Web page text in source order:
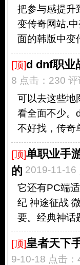
把参与感提升
变传奇网站,
面的韩版中变
[顶]d dnf职业
8 点击：230 评
可以去这些地
看全面不少。
不好找，传奇
[顶]单职业手
的 2019-11-16
它还有PC端
纪 神途征战
要。经典神话
[顶]皇者天下
9-10-18 点击